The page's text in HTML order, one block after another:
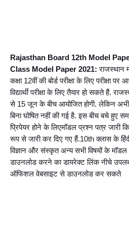
Rajasthan Board 12th Model
Class Model Paper 2021: राजस्थान
कक्षा 12वीं की बोर्ड परीक्षा के लिए परीक्षा
विद्यार्थी परीक्षा के लिए तैयार हो सकते हैं.
से 15 जून के बीच आयोजित होगी. लेकिन अभी
बिना घोषित नहीं की गई है. इस बीच बचे हुए
प्रिपेयर होने के लिएमॉडल प्रश्न पत्र जारी
रूप से जारी कर दिए गए हैं.10th क्लास के
विज्ञान और संस्कृत अन्य सभी विषयों के मॉडल
डाउनलोड करने का डायरेक्ट लिंक नीचे उपलब्ध
ऑफिशल वेबसाइट से डाउनलोड कर सकते